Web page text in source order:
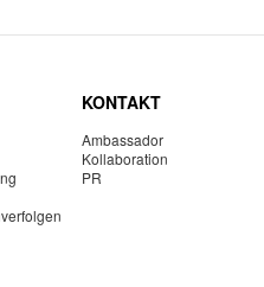
KONTAKT
Ambassador
Kollaboration
PR